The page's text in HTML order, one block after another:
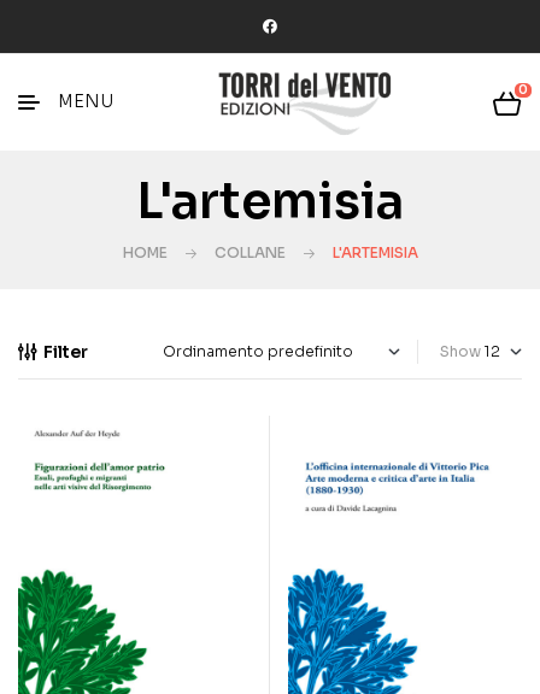
MENU
0
L'artemisia
HOME COLLANE L'ARTEMISIA
Filter Show